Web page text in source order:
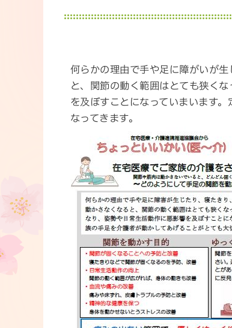
何らかの理由で手や足に障がいが
と、関節の動く範囲はとても狭く
を及ぼすことになっていまいます
なってきます。